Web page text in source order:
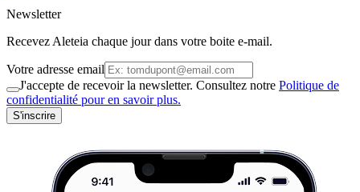
Newsletter
Recevez Aleteia chaque jour dans votre boite e-mail.
Votre adresse email
J'accepte de recevoir la newsletter. Consultez notre Politique de
confidentialité pour en savoir plus.
S'inscrire